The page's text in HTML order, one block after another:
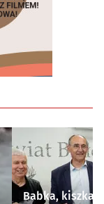
Babka, kiszka i